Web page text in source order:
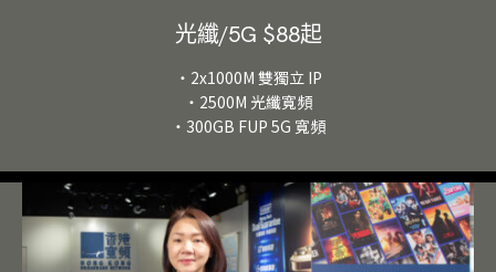
光纖/5G $88起
・2x1000M 雙獨立 IP
・2500M 光纖寬頻
・300GB FUP 5G 寬頻